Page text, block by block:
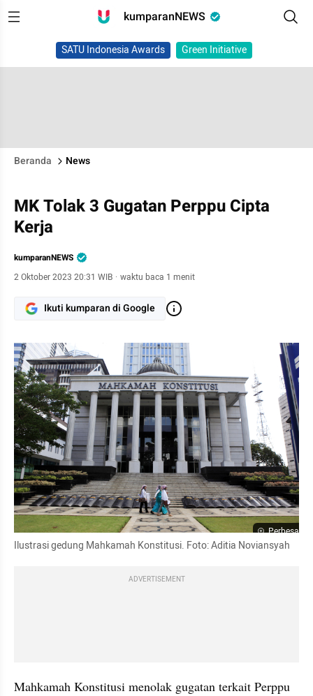
kumparanNEWS
SATU Indonesia Awards Green Initiative
Beranda News
MK Tolak 3 Gugatan Perppu Cipta
Kerja
kumparanNEWS
2 Oktober 2023 20:31 WIB · waktu baca 1 menit
Ikuti kumparan di Google
Perbesar
Ilustrasi gedung Mahkamah Konstitusi. Foto: Aditia Noviansyah
ADVERTISEMENT
Mahkamah Konstitusi menolak gugatan terkait Perppu